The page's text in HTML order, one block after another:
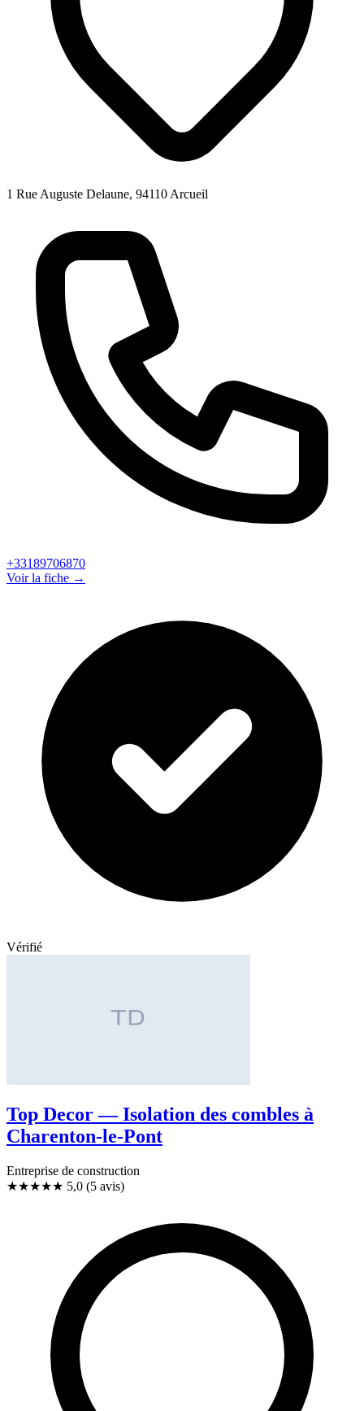
1 Rue Auguste Delaune, 94110 Arcueil
+33189706870
Voir la fiche →
Vérifié
Top Decor — Isolation des combles à
Charenton-le-Pont
Entreprise de construction
★★★★★ 5,0 (5 avis)